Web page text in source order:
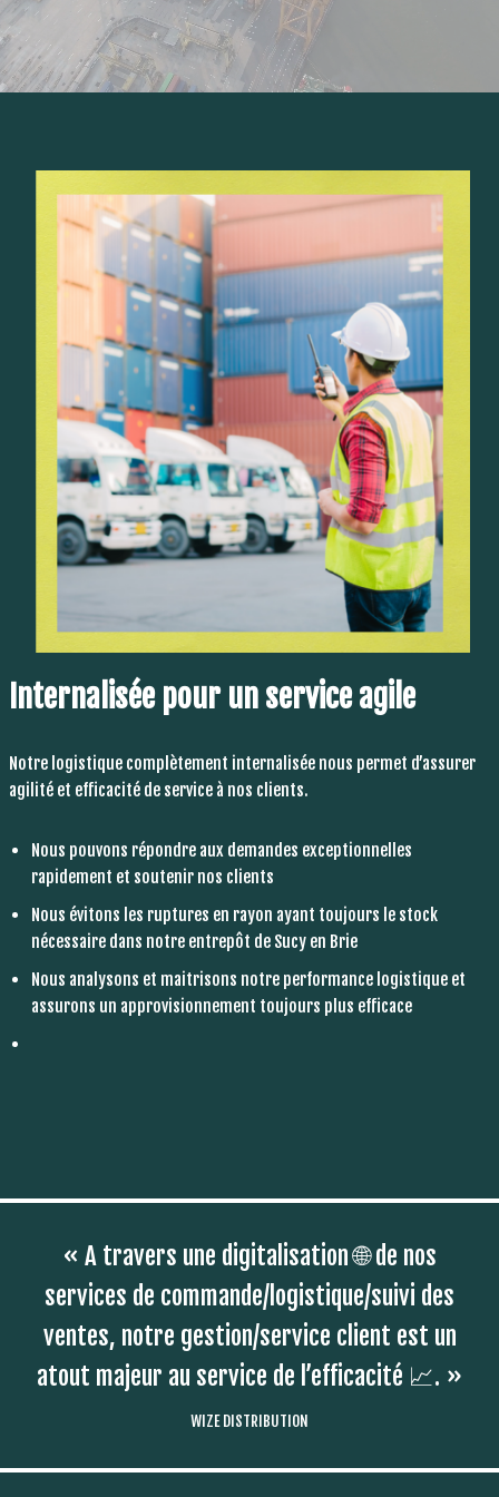
Internalisée pour un service agile
Notre logistique complètement internalisée nous permet d’assurer
agilité et efficacité de service à nos clients.
Nous pouvons répondre aux demandes exceptionnelles
rapidement et soutenir nos clients
Nous évitons les ruptures en rayon ayant toujours le stock
nécessaire dans notre entrepôt de Sucy en Brie
Nous analysons et maitrisons notre performance logistique et
assurons un approvisionnement toujours plus efficace
« A travers une digitalisation 🌐 de nos
services de commande/logistique/suivi des
ventes, notre gestion/service client est un
atout majeur au service de l’efficacité 📈. »
WIZE DISTRIBUTION